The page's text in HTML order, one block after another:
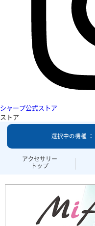
シャープ公式ストア
ストア
アクセサリー
トップ
選択中の機種 ：